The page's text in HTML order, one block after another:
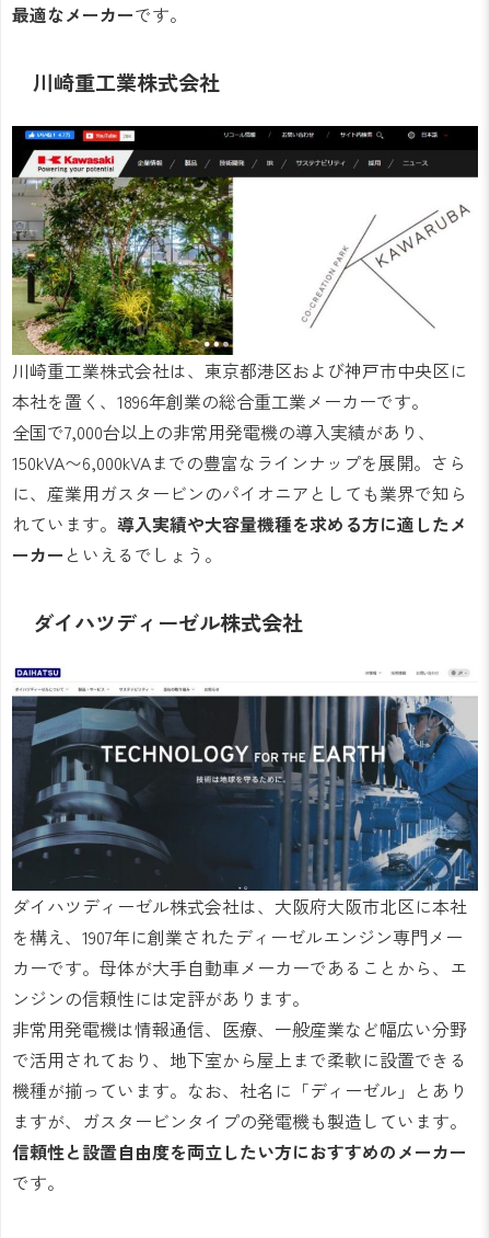
最適なメーカーです。
川崎重工業株式会社
川崎重工業株式会社は、東京都港区および神戸市中央区に
本社を置く、1896年創業の総合重工業メーカーです。
全国で7,000台以上の非常用発電機の導入実績があり、
150kVA〜6,000kVAまでの豊富なラインナップを展開。さら
に、産業用ガスタービンのパイオニアとしても業界で知ら
れています。 導入実績や大容量機種を求める方に適したメ
ーカー といえるでしょう。
ダイハツディーゼル株式会社
ダイハツディーゼル株式会社は、大阪府大阪市北区に本社
を構え、1907年に創業されたディーゼルエンジン専門メー
カーです。母体が大手自動車メーカーであることから、エ
ンジンの信頼性には定評があります。
非常用発電機は情報通信、医療、一般産業など幅広い分野
で活用されており、地下室から屋上まで柔軟に設置できる
機種が揃っています。なお、社名に「ディーゼル」とあり
ますが、ガスタービンタイプの発電機も製造しています。
信頼性と設置自由度を両立したい方におすすめのメーカー
です。